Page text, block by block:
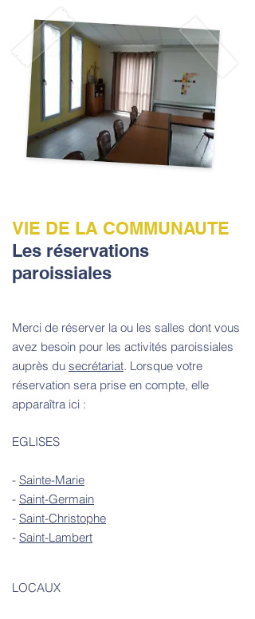
Merci de réserver la ou les salles dont vous
avez besoin pour les activités paroissiales
auprès du secrétariat. Lorsque votre
réservation sera prise en compte, elle
apparaîtra ici :
VIE DE LA COMMUNAUTE
Les réservations
paroissiales
EGLISES
- Sainte-Marie
- Saint-Germain
- Saint-Christophe
- Saint-Lambert
LOCAUX